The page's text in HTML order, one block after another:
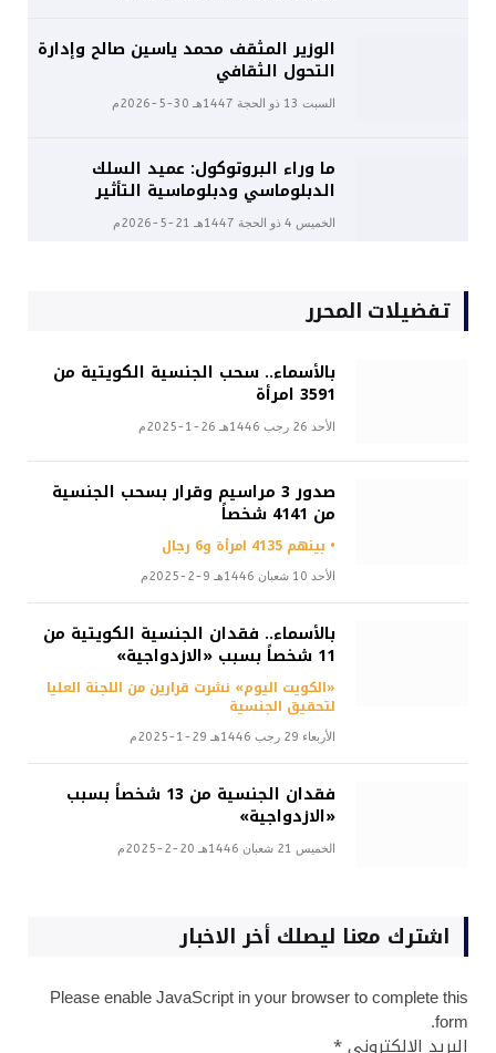
الوزير المثقف محمد ياسين صالح وإدارة
التحول الثقافي
السبت 13 ذو الحجة 1447هـ 30-5-2026م
ما وراء البروتوكول: عميد السلك
الدبلوماسي ودبلوماسية التأثير
الخميس 4 ذو الحجة 1447هـ 21-5-2026م
تفضيلات المحرر
بالأسماء.. سحب الجنسية الكويتية من
3591 امرأة
الأحد 26 رجب 1446هـ 26-1-2025م
صدور 3 مراسيم وقرار بسحب الجنسية
من 4141 شخصاً
• بينهم 4135 امرأة و6 رجال
الأحد 10 شعبان 1446هـ 9-2-2025م
بالأسماء.. فقدان الجنسية الكويتية من
11 شخصاً بسبب «الازدواجية»
«الكويت اليوم» نشرت قرارين من اللجنة العليا
لتحقيق الجنسية
الأربعاء 29 رجب 1446هـ 29-1-2025م
فقدان الجنسية من 13 شخصاً بسبب
«الازدواجية»
الخميس 21 شعبان 1446هـ 20-2-2025م
اشترك معنا ليصلك أخر الاخبار
Please enable JavaScript in your browser to complete this
form.
البريد الإلكترونى*